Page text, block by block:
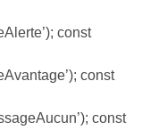
const
const
const